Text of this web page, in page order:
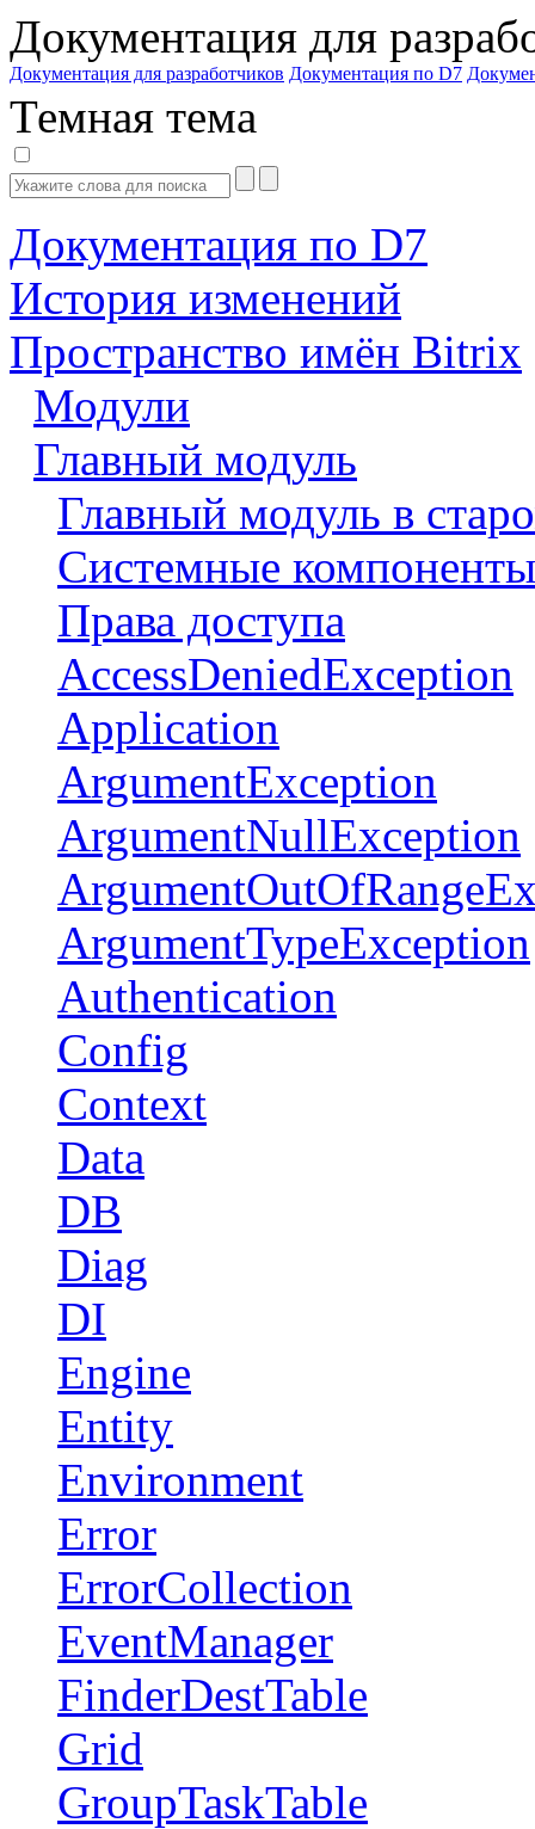
Документация для
Документация для разработчиков Документация по D7
Темная тема
Документация по D7
История изменений
Пространство имён Bitrix
Модули
Главный модуль
Главный модуль в
Системные компоненты
Права доступа
AccessDeniedException
Application
ArgumentException
ArgumentNullException
ArgumentTypeException
Authentication
Config
Context
Data
DB
Diag
DI
Engine
Entity
Environment
Error
ErrorCollection
EventManager
FinderDestTable
Grid
GroupTaskTable